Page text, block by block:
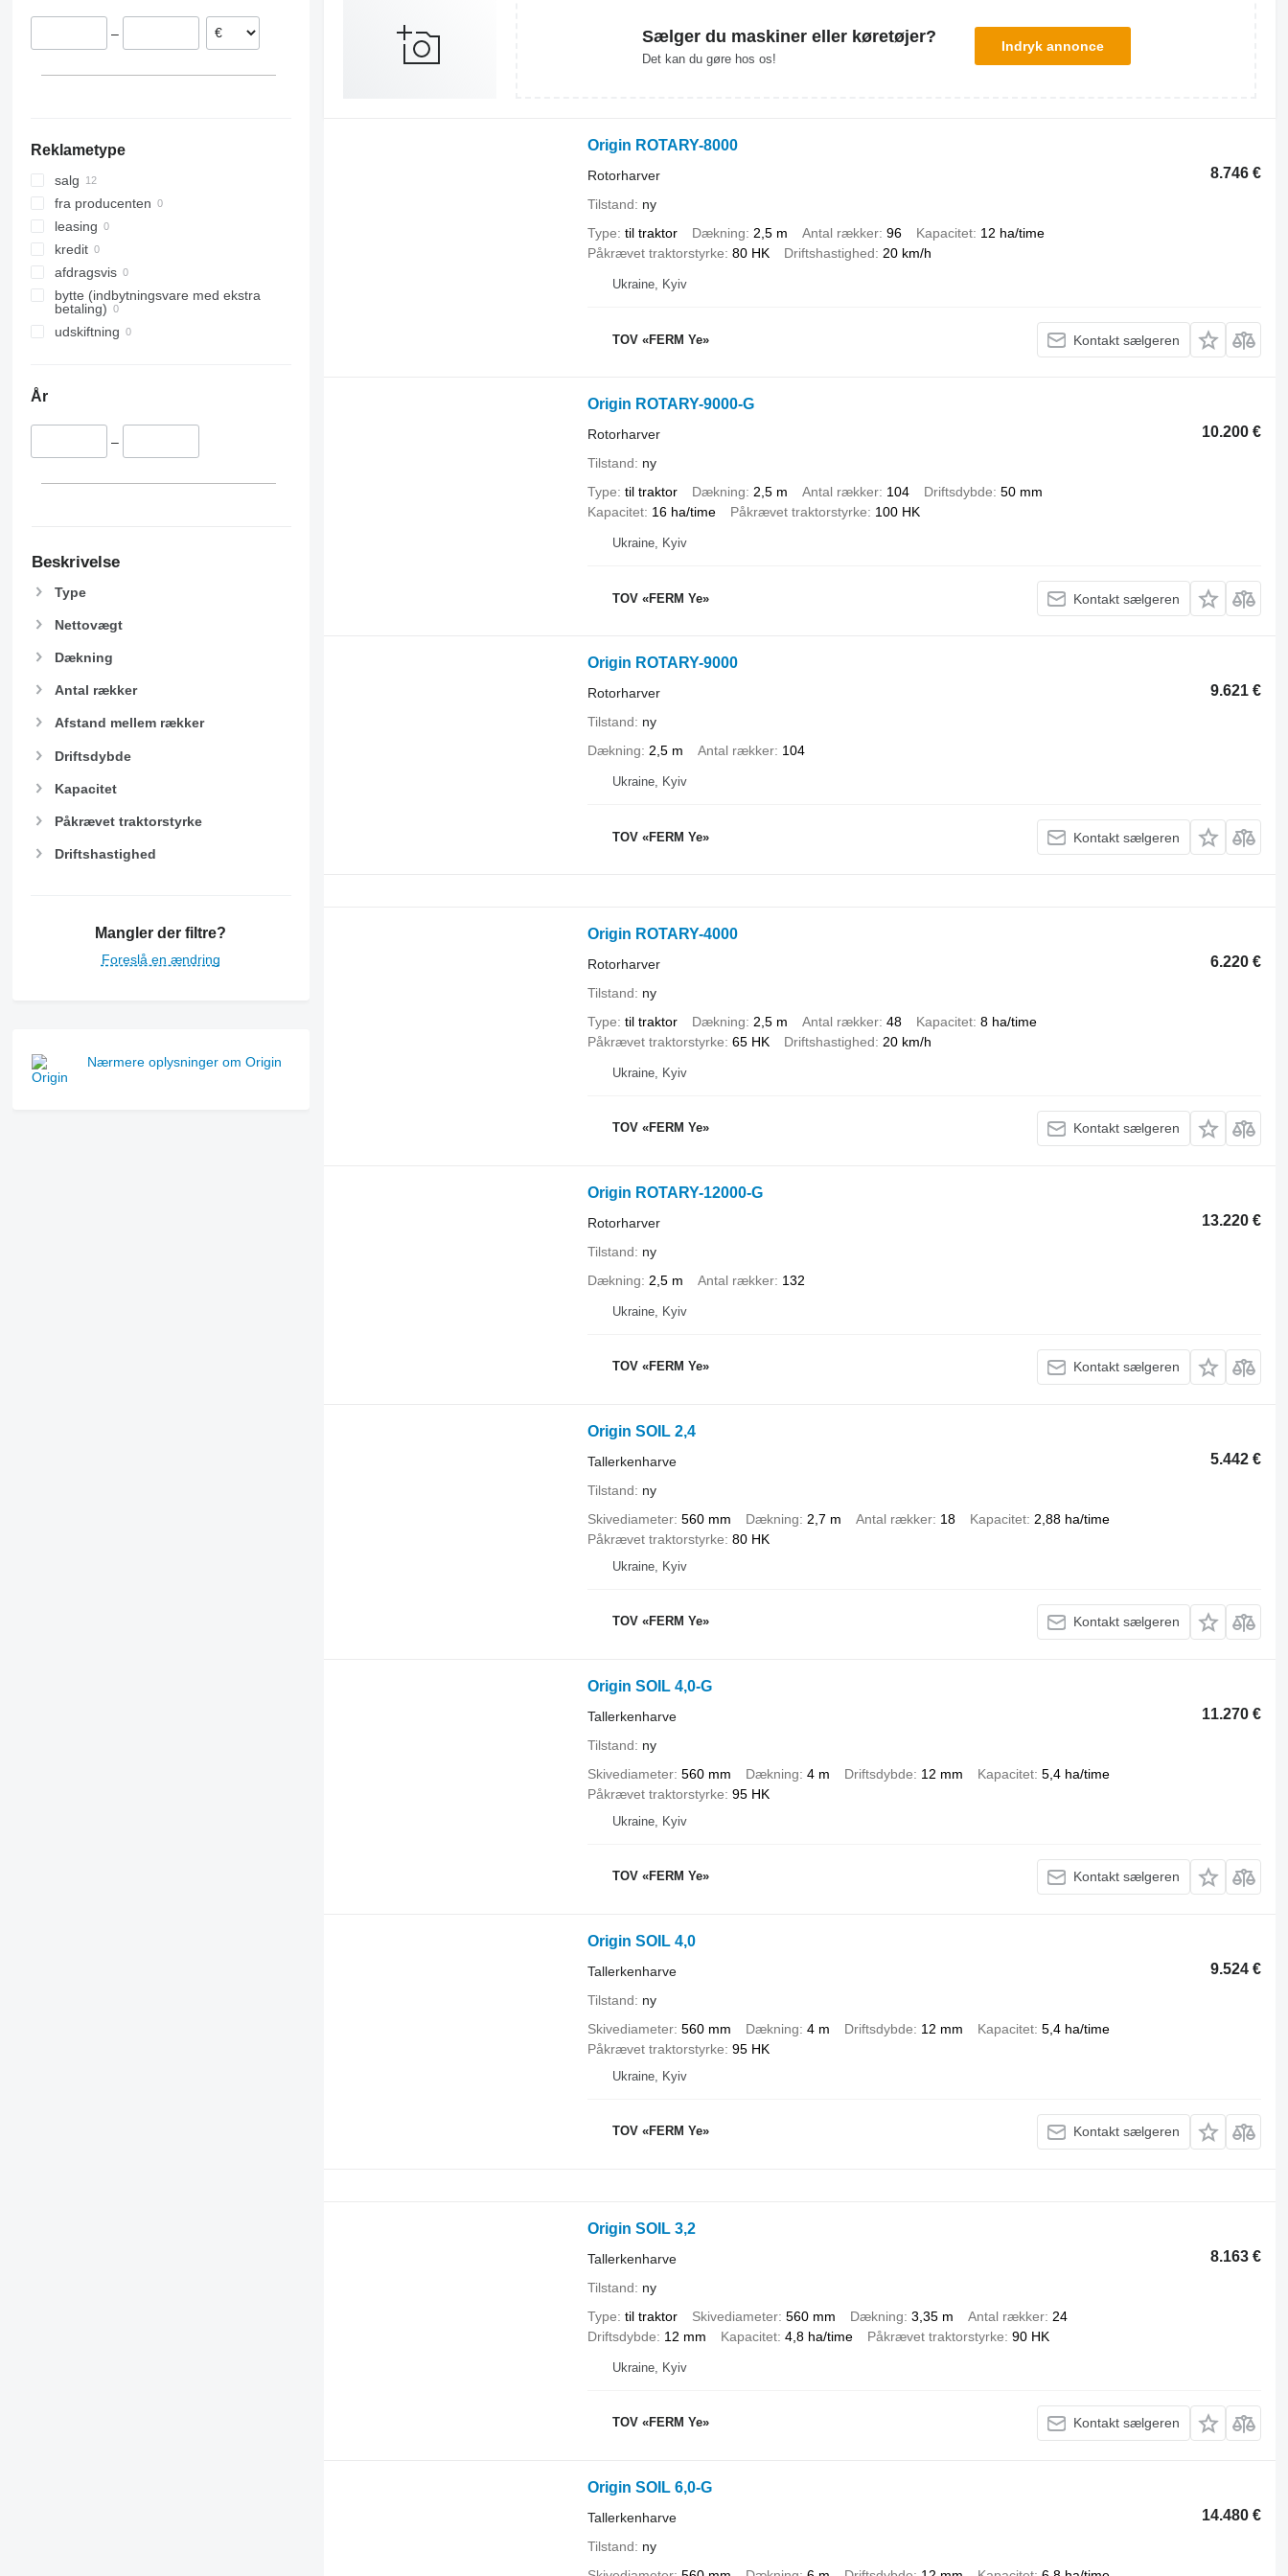
–
Reklametype
salg
fra producenten
leasing
kredit
afdragsvis
bytte (indbytningsvare med ekstra
betaling)
udskiftning
År
–
Beskrivelse
Type
Nettovægt
Dækning
Antal rækker
Afstand mellem rækker
Driftsdybde
Kapacitet
Påkrævet traktorstyrke
Driftshastighed
Mangler der filtre?
Foreslå en ændring
Nærmere oplysninger om Origin
Sælger du maskiner eller køretøjer?
Det kan du gøre hos os!
Indryk annonce
Origin ROTARY-8000
8.746 €
Rotorharver
Tilstand
ny
Type til traktor Dækning 2,5 m Antal rækker 96 Kapacitet 12 ha/time
Påkrævet traktorstyrke 80 HK Driftshastighed 20 km/h
Ukraine, Kyiv
TOV «FERM Ye» Kontakt sælgeren
Origin ROTARY-9000-G
10.200 €
Rotorharver
Tilstand
ny
Type til traktor Dækning 2,5 m Antal rækker 104 Driftsdybde 50 mm
Kapacitet 16 ha/time Påkrævet traktorstyrke 100 HK
Ukraine, Kyiv
TOV «FERM Ye» Kontakt sælgeren
Origin ROTARY-9000
9.621 €
Rotorharver
Tilstand
ny
Dækning
2,5 m Antal rækker 104
Ukraine, Kyiv
TOV «FERM Ye» Kontakt sælgeren
Origin ROTARY-4000
6.220 €
Rotorharver
Tilstand
ny
Type til traktor Dækning 2,5 m Antal rækker 48 Kapacitet 8 ha/time
Påkrævet traktorstyrke 65 HK Driftshastighed 20 km/h
Ukraine, Kyiv
TOV «FERM Ye» Kontakt sælgeren
Origin ROTARY-12000-G
13.220 €
Rotorharver
Tilstand
ny
Dækning
2,5 m Antal rækker 132
Ukraine, Kyiv
TOV «FERM Ye» Kontakt sælgeren
Origin SOIL 2,4
5.442 €
Tallerkenharve
Tilstand
ny
Skivediameter 560 mm Dækning 2,7 m Antal rækker 18 Kapacitet 2,88 ha/time
Påkrævet traktorstyrke 80 HK
Ukraine, Kyiv
TOV «FERM Ye» Kontakt sælgeren
Origin SOIL 4,0-G
11.270 €
Tallerkenharve
Tilstand
ny
Skivediameter 560 mm Dækning 4 m Driftsdybde 12 mm Kapacitet 5,4 ha/time
Påkrævet traktorstyrke 95 HK
Ukraine, Kyiv
TOV «FERM Ye» Kontakt sælgeren
Origin SOIL 4,0
9.524 €
Tallerkenharve
Tilstand
ny
Skivediameter 560 mm Dækning 4 m Driftsdybde 12 mm Kapacitet 5,4 ha/time
Påkrævet traktorstyrke 95 HK
Ukraine, Kyiv
TOV «FERM Ye» Kontakt sælgeren
Origin SOIL 3,2
8.163 €
Tallerkenharve
Tilstand
ny
Type til traktor Skivediameter 560 mm Dækning 3,35 m Antal rækker 24
Driftsdybde
12 mm Kapacitet 4,8 ha/time Påkrævet traktorstyrke 90 HK
Ukraine, Kyiv
TOV «FERM Ye» Kontakt sælgeren
Origin SOIL 6,0-G
14.480 €
Tallerkenharve
Tilstand
ny